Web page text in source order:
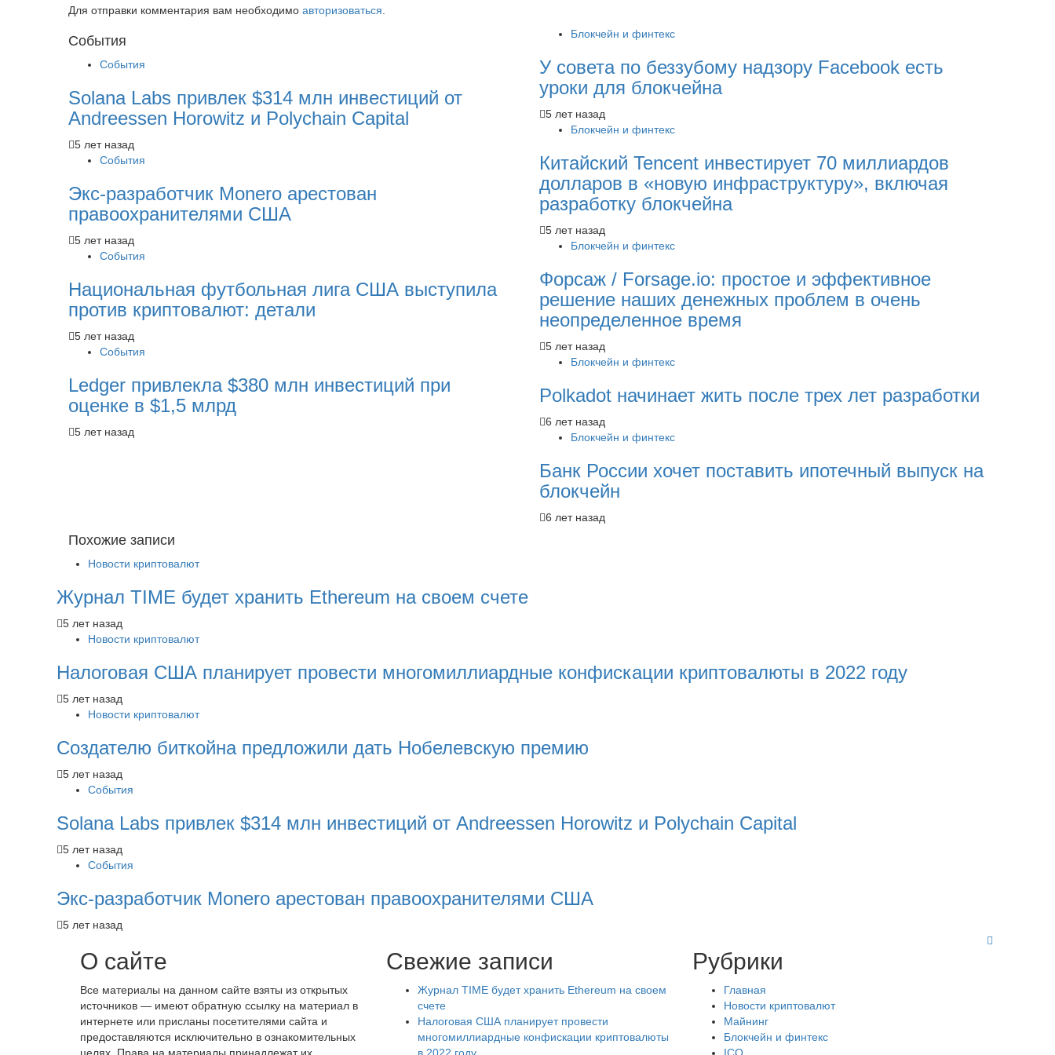
Для отправки комментария вам необходимо авторизоваться.
Cобытия
События
Solana Labs привлек $314 млн инвестиций от
Andreessen Horowitz и Polychain Capital
5 лет назад
События
Экс-разработчик Monero арестован
правоохранителями США
5 лет назад
События
Национальная футбольная лига США выступила
против криптовалют: детали
5 лет назад
События
Ledger привлекла $380 млн инвестиций при
оценке в $1,5 млрд
5 лет назад
Блокчейн и финтекс
У совета по беззубому надзору Facebook есть
уроки для блокчейна
5 лет назад
Блокчейн и финтекс
Китайский Tencent инвестирует 70 миллиардов
долларов в «новую инфраструктуру», включая
разработку блокчейна
5 лет назад
Блокчейн и финтекс
Форсаж / Forsage.io: простое и эффективное
решение наших денежных проблем в очень
неопределенное время
5 лет назад
Блокчейн и финтекс
Polkadot начинает жить после трех лет разработки
6 лет назад
Блокчейн и финтекс
Банк России хочет поставить ипотечный выпуск на
блокчейн
6 лет назад
Похожие записи
Новости криптовалют
Журнал TIME будет хранить Ethereum на своем счете
5 лет назад
Новости криптовалют
Налоговая США планирует провести многомиллиардные конфискации криптовалюты в 2022 году
5 лет назад
Новости криптовалют
Создателю биткойна предложили дать Нобелевскую премию
5 лет назад
События
Solana Labs привлек $314 млн инвестиций от Andreessen Horowitz и Polychain Capital
5 лет назад
События
Экс-разработчик Monero арестован правоохранителями США
5 лет назад
О сайте
Все материалы на данном сайте взяты из открытых
источников — имеют обратную ссылку на материал в
интернете или присланы посетителями сайта и
предоставляются исключительно в ознакомительных
Свежие записи
Журнал TIME будет хранить Ethereum на своем
счете
Налоговая США планирует провести
многомиллиардные конфискации криптовалюты
Рубрики
Главная
Новости криптовалют
Майнинг
Блокчейн и финтекс